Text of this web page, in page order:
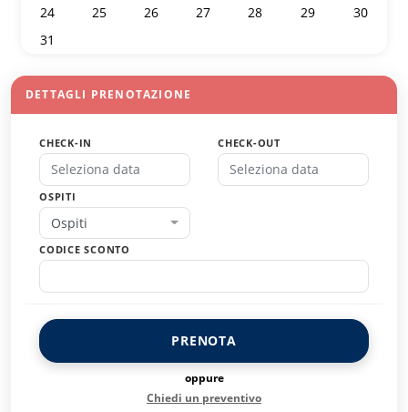
24
25 26 27 28 29
30
31
DETTAGLI PRENOTAZIONE
CHECK-IN CHECK-OUT
OSPITI
Ospiti
CODICE SCONTO
PRENOTA
oppure
Chiedi un preventivo